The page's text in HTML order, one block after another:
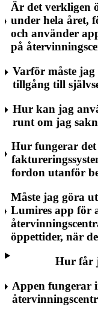
Är det verkligen
under hela året,
och använder
på
Varför måste
tillgång till
Hur kan jag
runt om jag
Hur fungerar
fordon utanför
Måste jag göra
Lumires app för
öppettider, när
Hur får
Appen fungerar